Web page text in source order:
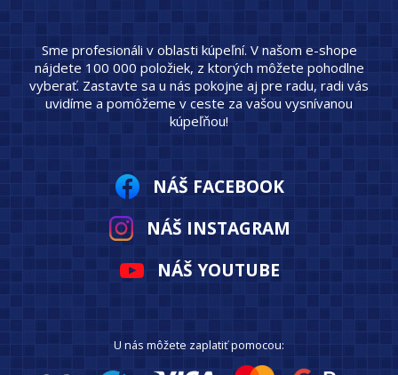
Sme profesionáli v oblasti kúpeľní. V našom e-shope
nájdete 100 000 položiek, z ktorých môžete pohodlne
vyberať. Zastavte sa u nás pokojne aj pre radu, radi vás
uvidíme a pomôžeme v ceste za vašou vysnívanou
kúpeľňou!
NÁŠ FACEBOOK
NÁŠ INSTAGRAM
NÁŠ YOUTUBE
U nás môžete zaplatiť pomocou: